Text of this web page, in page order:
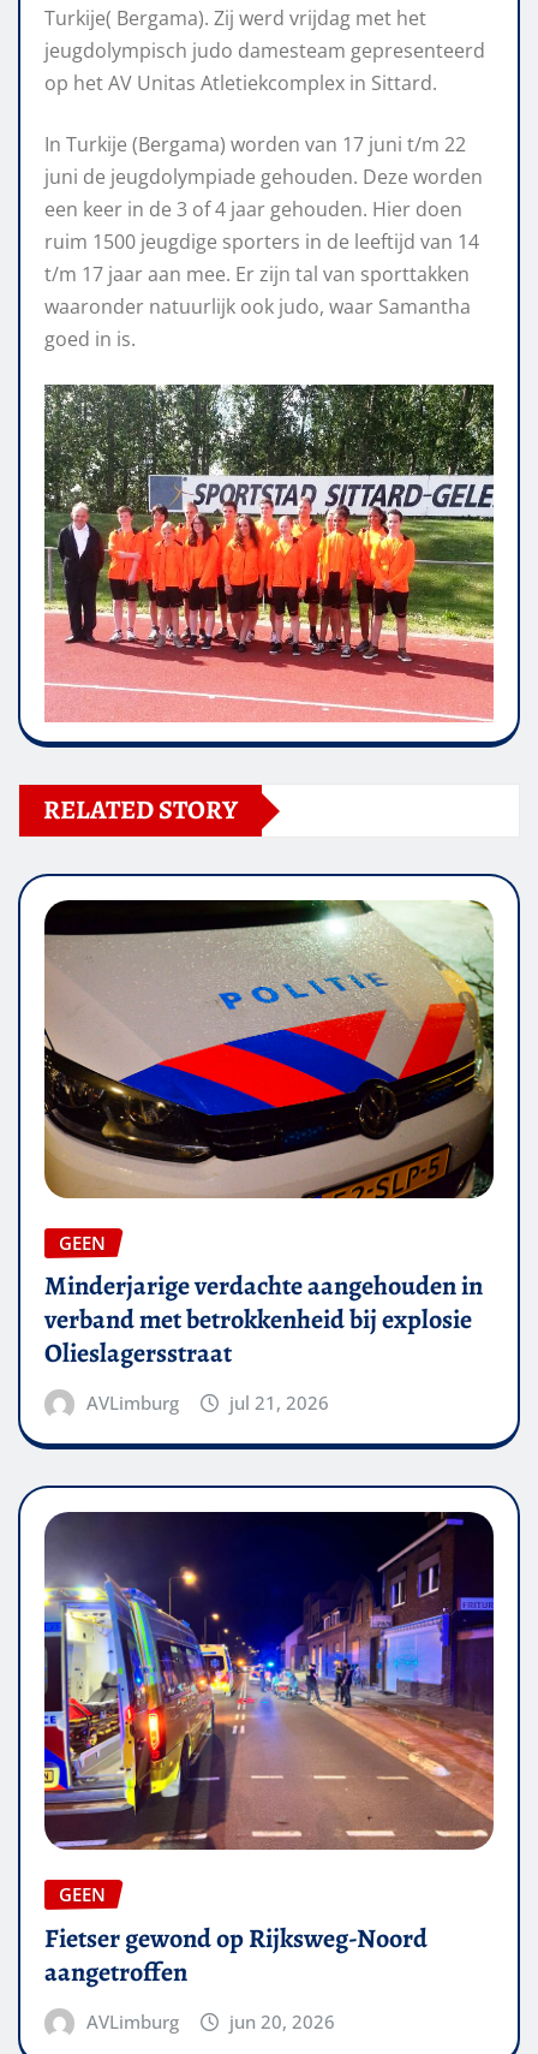
Turkije( Bergama). Zij werd vrijdag met het
jeugdolympisch judo damesteam gepresenteerd
op het AV Unitas Atletiekcomplex in Sittard.
In Turkije (Bergama) worden van 17 juni t/m 22
juni de jeugdolympiade gehouden. Deze worden
een keer in de 3 of 4 jaar gehouden. Hier doen
ruim 1500 jeugdige sporters in de leeftijd van 14
t/m 17 jaar aan mee. Er zijn tal van sporttakken
waaronder natuurlijk ook judo, waar Samantha
goed in is.
RELATED STORY
GEEN
Minderjarige verdachte aangehouden in
verband met betrokkenheid bij explosie
Olieslagersstraat
AVLimburg jul 21, 2026
GEEN
Fietser gewond op Rijksweg-Noord
aangetroffen
AVLimburg jun 20, 2026